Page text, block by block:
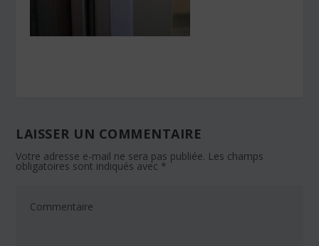
LAISSER UN COMMENTAIRE
Votre adresse e-mail ne sera pas publiée. Les champs
obligatoires sont indiqués avec *